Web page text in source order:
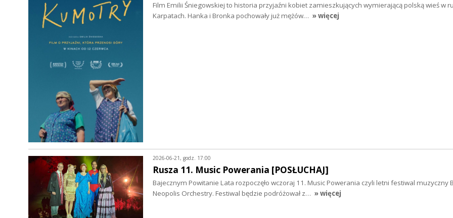
Film Emilii Śniegowskiej to historia przyjaźni kobiet zamieszkujących wymierającą polską wieś w
Karpatach. Hanka i Bronka pochowały już mężów… » więcej
2026-06-21, godz. 17:00
Rusza 11. Music Powerania [POSŁUCHAJ]
Bajecznym Powitanie Lata rozpoczęło wczoraj 11. Music Powerania czyli letni festiwal muzyczny
Neopolis Orchestry. Festiwal będzie podróżował z… » więcej